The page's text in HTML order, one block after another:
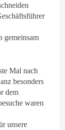
gemeinsam
Mal nach
besonders
dem
waren
unsere